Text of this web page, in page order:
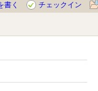
書く
チェックイン